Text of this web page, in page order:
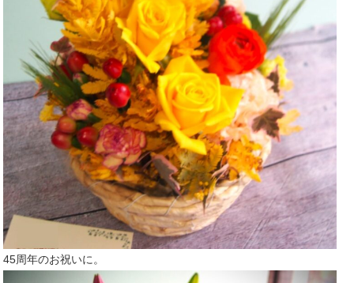
45周年のお祝いに。